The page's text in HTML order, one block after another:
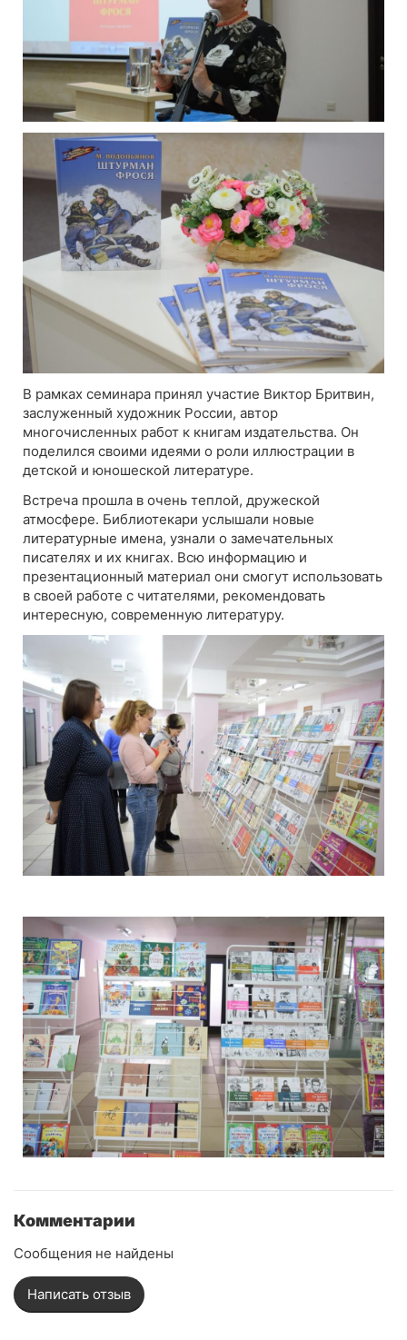
В рамках семинара принял участие Виктор Бритвин,
заслуженный художник России, автор
многочисленных работ к книгам издательства. Он
поделился своими идеями о роли иллюстрации в
детской и юношеской литературе.
Встреча прошла в очень теплой, дружеской
атмосфере. Библиотекари услышали новые
литературные имена, узнали о замечательных
писателях и их книгах. Всю информацию и
презентационный материал они смогут использовать
в своей работе с читателями, рекомендовать
интересную, современную литературу.
Комментарии
Сообщения не найдены
Написать отзыв